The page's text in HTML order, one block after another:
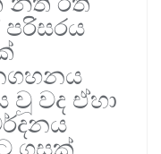
වූ වද ඒහා